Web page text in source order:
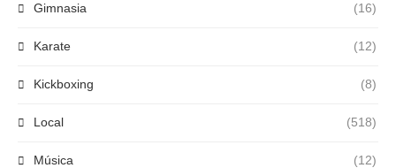
Gimnasia (16)
Karate (12)
Kickboxing (8)
Local (518)
Música (12)